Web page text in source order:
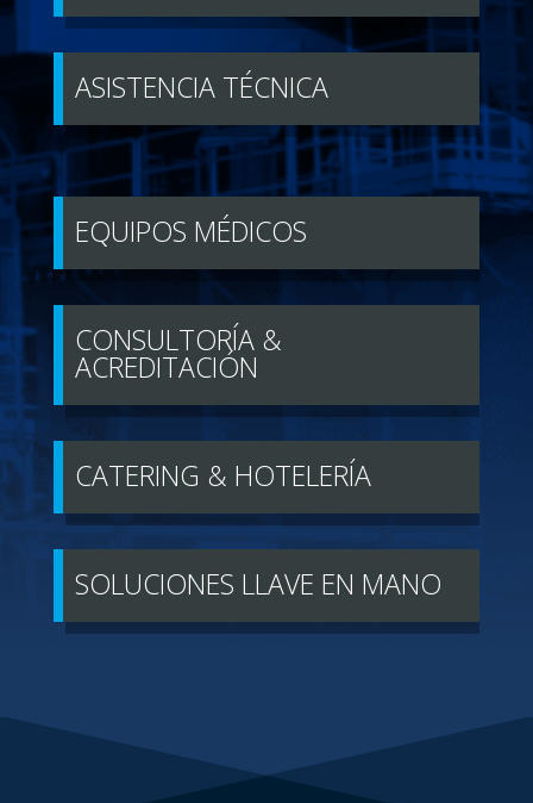
ASISTENCIA TÉCNICA
EQUIPOS MÉDICOS
CONSULTORÍA &
ACREDITACIÓN
CATERING & HOTELERÍA
SOLUCIONES LLAVE EN MANO